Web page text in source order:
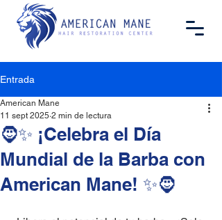
Entrada
🧔✨ ¡Celebra el Día
Mundial de la Barba con
American Mane! ✨🧔
American Mane
11 sept 2025 2 min de lectura